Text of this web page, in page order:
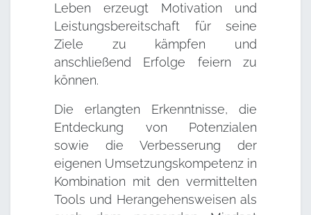
Leben erzeugt Motivation und
Leistungsbereitschaft für seine
Ziele zu kämpfen und
anschließend Erfolge feiern zu
können.
Die erlangten Erkenntnisse, die
Entdeckung von Potenzialen
sowie die Verbesserung der
eigenen Umsetzungskompetenz in
Kombination mit den vermittelten
Tools und Herangehensweisen als